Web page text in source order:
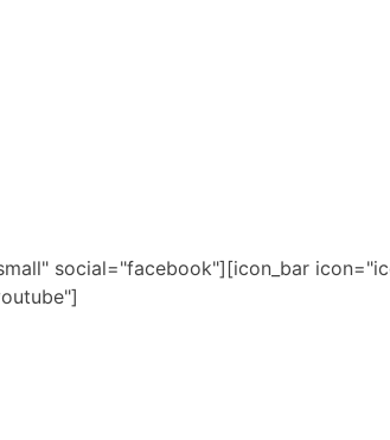
social="facebook"][icon_bar